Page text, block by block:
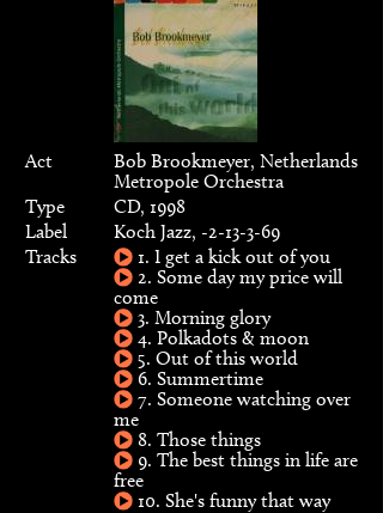
Act
Bob Brookmeyer, Netherlands
Metropole Orchestra
Type
CD, 1998
Label
Koch Jazz, -2-13-3-69
Tracks
1. I get a kick out of you
2. Some day my price will
come
3. Morning glory
4. Polkadots & moon
5. Out of this world
6. Summertime
7. Someone watching over
me
8. Those things
9. The best things in life are
free
10. She's funny that way